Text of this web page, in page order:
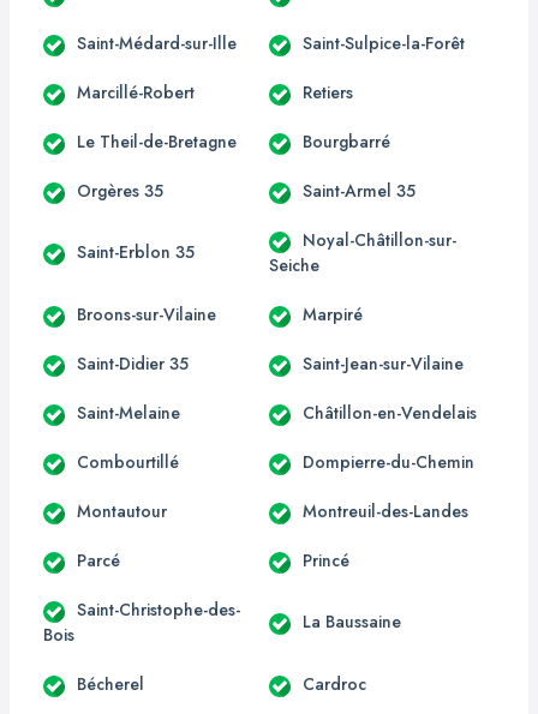
Saint-Médard-sur-Ille Saint-Sulpice-la-Forêt
Marcillé-Robert Retiers
Le Theil-de-Bretagne Bourgbarré
Orgères 35 Saint-Armel 35
Saint-Erblon 35
Noyal-Châtillon-sur-
Seiche
Broons-sur-Vilaine Marpiré
Saint-Didier 35 Saint-Jean-sur-Vilaine
Saint-Melaine Châtillon-en-Vendelais
Combourtillé Dompierre-du-Chemin
Montautour Montreuil-des-Landes
Parcé Princé
Saint-Christophe-des-
Bois
La Baussaine
Bécherel Cardroc